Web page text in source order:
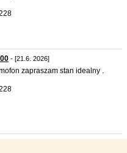
- [21.6. 2026]
zapraszam stan idealny .